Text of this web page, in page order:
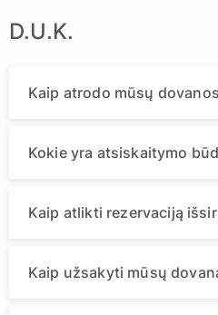
D.U.K.
Kaip atrodo mūsų
Kokie yra atsiskaitymo
Kaip atlikti rezervaciją
Kaip užsakyti mūsų